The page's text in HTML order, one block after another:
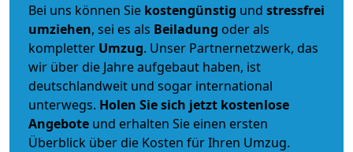
Bei uns können Sie kostengünstig und stressfrei
umziehen, sei es als Beiladung oder als
kompletter Umzug. Unser Partnernetzwerk, das
wir über die Jahre aufgebaut haben, ist
deutschlandweit und sogar international
unterwegs. Holen Sie sich jetzt kostenlose
Angebote und erhalten Sie einen ersten
Überblick über die Kosten für Ihren Umzug.